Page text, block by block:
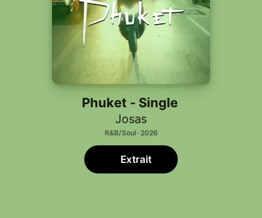
Phuket - Single
Josas
R&B/Soul · 2026
Extrait